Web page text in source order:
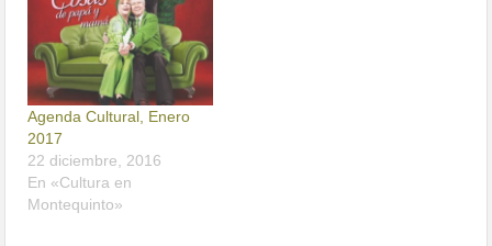
Agenda Cultural, Enero
2017
22 diciembre, 2016
En «Cultura en
Montequinto»